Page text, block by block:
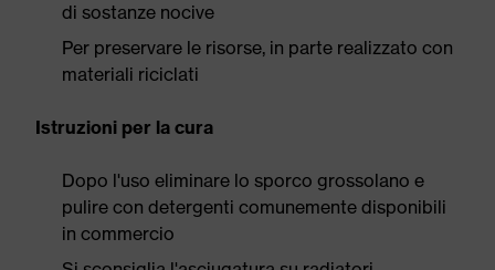
di sostanze nocive
Per preservare le risorse, in parte realizzato con
materiali riciclati
Istruzioni per la cura
Dopo l'uso eliminare lo sporco grossolano e
pulire con detergenti comunemente disponibili
in commercio